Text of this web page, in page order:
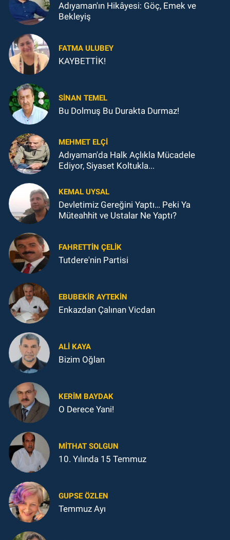
Adıyaman'ın Hikâyesi: Göç, Emek ve
Bekleyiş
FATMA ULUBEY
KAYBETTİK!
SINAN TEMEL
Bu Dolmuş Bu Durakta Durmaz!
MEHMET ELÇI
Adıyaman'da Halk Açlıkla Mücadele
Ediyor, Siyaset Koltukla...
KEMAL UYSAL
Devletimiz Gereğini Yaptı… Peki Ya
Müteahhit ve Ustalar Ne Yaptı?
FAHRETTIN ÇELİK
Tutdere'nin Partisi
EBUBEKIR AYTEKIN
Enkazdan Çalınan Vicdan
ALI KAYA
Bizim Oğlan
KERIM BAYDAK
O Derece Yani!
MITHAT SOLGUN
10. Yılında 15 Temmuz
GUPSE ÖZLEN
Temmuz Ayı